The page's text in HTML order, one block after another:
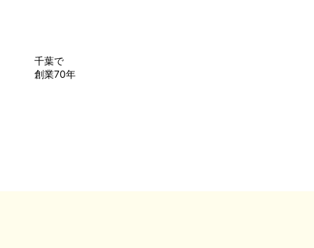
千葉で
創業70年